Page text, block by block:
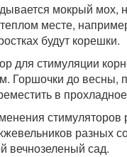
мокрый мох,
месте,
будут корешки.
для стимуляции
Горшочки до весны,
в
разных
вечнозеленый сад.